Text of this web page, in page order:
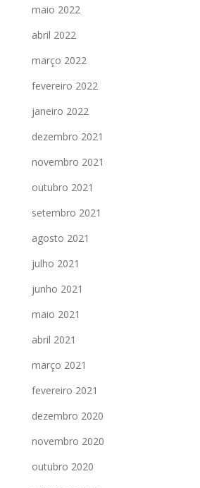
maio 2022
abril 2022
março 2022
fevereiro 2022
janeiro 2022
dezembro 2021
novembro 2021
outubro 2021
setembro 2021
agosto 2021
julho 2021
junho 2021
maio 2021
abril 2021
março 2021
fevereiro 2021
dezembro 2020
novembro 2020
outubro 2020